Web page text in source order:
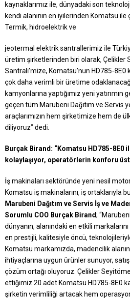
kaynaklarımız ile, dünyadaki son
kendi alanının en iyilerinden Komatsu ile
Termik, hidroelektrik ve
jeotermal elektrik santrallerimiz ile
üretim şirketlerinden biri olarak, Çelikler
Santrali’mize, Komatsu’nun HD785-8E0
çok daha verimli bir üretime
kamyonlarına yaptığımız yeni
geçen tüm Marubeni Dağıtım ve Servis
araçlarımızın hem şirketimize hem de
diliyoruz” dedi.
Burçak Birand: “Komatsu HD785-8E0
kolaylaşıyor, operatörlerin konforu üst
İş makinaları sektöründe yeni nesil
Komatsu iş makinalarını, iş ortaklarıyla
Marubeni Dağıtım ve Servis İş ve
Sorumlu COO Burçak Birand;
dünyanın, alanındaki en etkili
en prestijli, kalitesiyle öncü,
Komatsu markamızda, madencilik
ihtiyaçlarına uygun ürünler sunuyor,
çözüm ortağı oluyoruz. Çelikler
ettiğimiz 20 adet Komatsu HD785-8E0
şirketin verimliliği artacak hem